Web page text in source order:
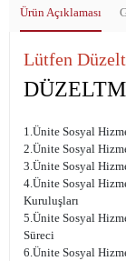
Ürün Açıklaması
Lütfen
1.Ünite Sosyal
2.Ünite Sosyal
3.Ünite Sosyal
4.Ünite Sosyal
Kuruluşları
5.Ünite Sosyal
Süreci
6.Ünite Sosyal